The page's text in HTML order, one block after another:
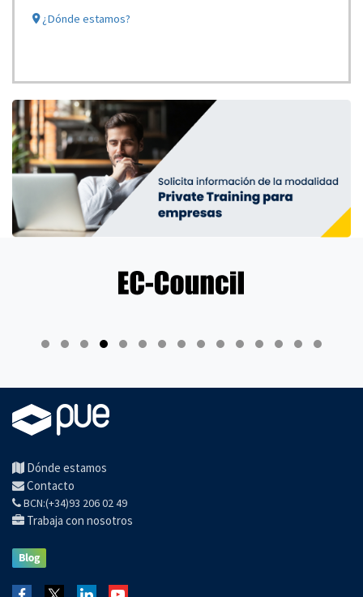
¿Dónde estamos?
Dónde estamos
Contacto
BCN:(+34)93 206 02 49
Trabaja con nosotros